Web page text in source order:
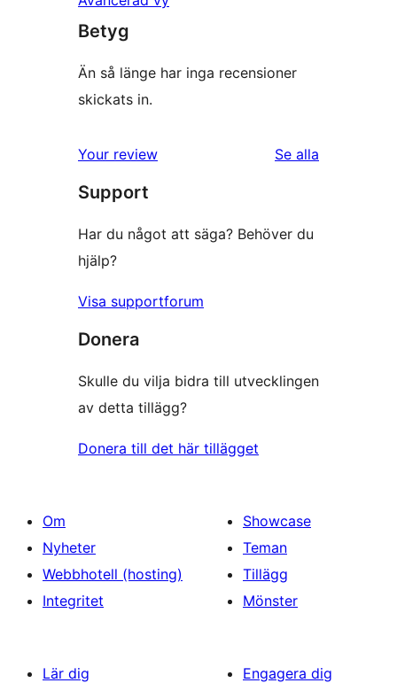
Betyg
Än så länge har inga recensioner
skickats in.
Your review
Se alla
Support
Har du något att säga? Behöver du
hjälp?
Visa supportforum
Donera
Skulle du vilja bidra till utvecklingen
av detta tillägg?
Donera till det här tillägget
Om
Nyheter
Webbhotell (hosting)
Integritet
Showcase
Teman
Tillägg
Mönster
Lär dig
Engagera dig